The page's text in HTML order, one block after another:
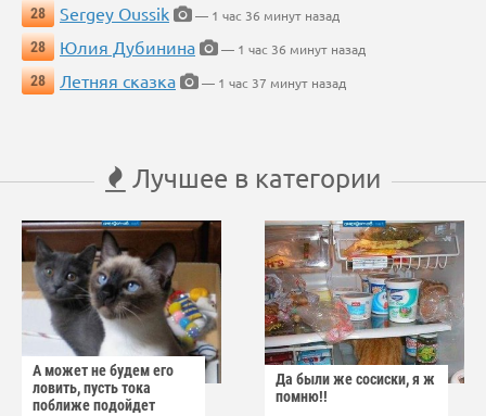
28
Sergey Oussik
— 1 час 36 минут назад
28
Юлия Дубинина
— 1 час 36 минут назад
28
Летняя сказка — 1 час 37 минут назад
Лучшее в категории
А может не будем его
ловить, пусть тока
поближе подойдет
Да были же сосиски, я ж
помню!!